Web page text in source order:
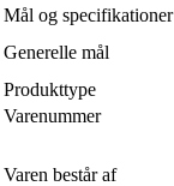
Mål og specifikationer
Generelle mål
Produkttype
Varenummer
Varen består af